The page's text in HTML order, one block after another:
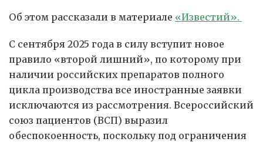
Об этом рассказали в материале «Известий».
С сентября 2025 года в силу вступит новое
правило «второй лишний», по которому при
наличии российских препаратов полного
цикла производства все иностранные заявки
исключаются из рассмотрения. Всероссийский
союз пациентов (ВСП) выразил
обеспокоенность, поскольку под ограничения